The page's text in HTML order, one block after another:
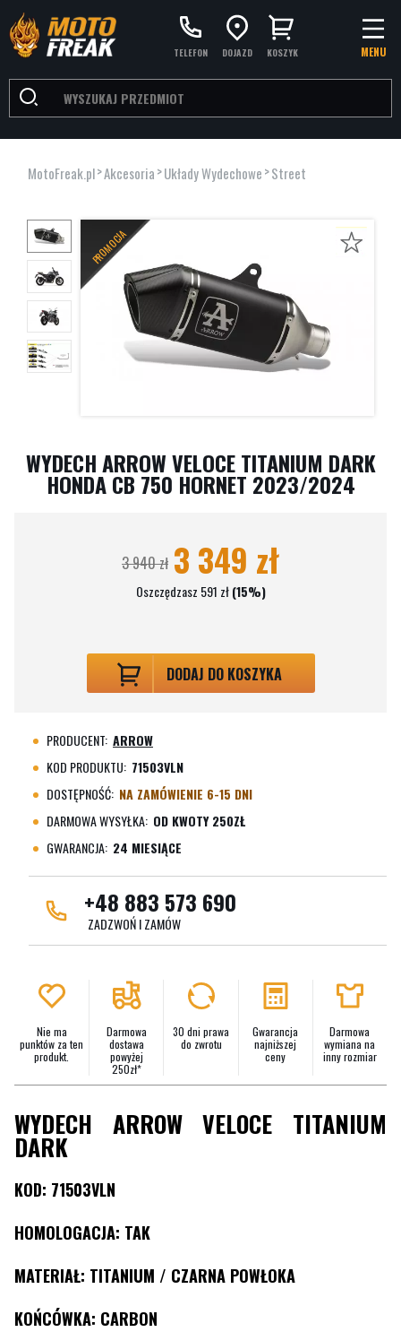
TELEFON DOJAZD KOSZYK MENU
MotoFreak.pl>Akcesoria>Układy Wydechowe>Street
PROMOCJA
WYDECH ARROW VELOCE TITANIUM DARK
HONDA CB 750 HORNET 2023/2024
3 940 zł 3 349 zł
Oszczędzasz 591 zł(15%)
DODAJ DO KOSZYKA
PRODUCENT: ARROW
KOD PRODUKTU: 71503VLN
DOSTĘPNOŚĆ: NA ZAMÓWIENIE 6-15 DNI
DARMOWA WYSYŁKA: OD KWOTY 250ZŁ
GWARANCJA: 24 MIESIĄCE
+48 883 573 690
ZADZWOŃ I ZAMÓW
Darmowa
wymiana na
inny rozmiar
Gwarancja
najniższej
ceny
30 dni prawa
do zwrotu
Darmowa
dostawa
powyżej
250zł*
Nie ma
punktów za ten
produkt.
WYDECH ARROW VELOCE TITANIUM
DARK
KOD: 71503VLN
HOMOLOGACJA: TAK
MATERIAŁ: TITANIUM / CZARNA POWŁOKA
KOŃCÓWKA: CARBON